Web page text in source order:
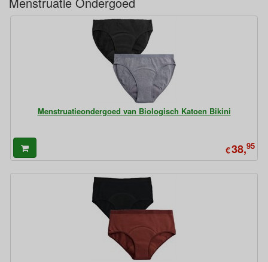
Menstruatieondergoed van Biologisch Katoen Bikini
€38,95